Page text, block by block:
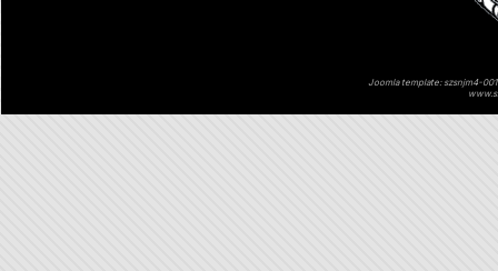
Joomla template: szsnjm4-